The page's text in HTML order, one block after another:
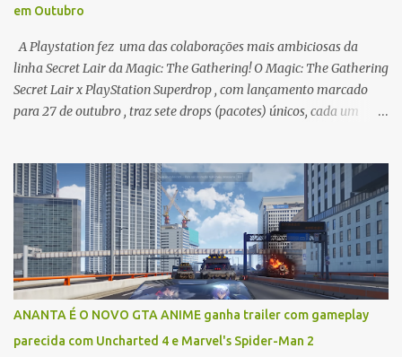
em Outubro
A Playstation fez uma das colaborações mais ambiciosas da
linha Secret Lair da Magic: The Gathering! O Magic: The Gathering
Secret Lair x PlayStation Superdrop , com lançamento marcado
para 27 de outubro , traz sete drops (pacotes) únicos, cada um
jogáveis com artes deslumbrantes e mecânicas que refletem seus
mundos. Os sete drops que compõem o Superdrop são: * Secret
Lair x The Last of Us Part I * Secret Lair x The Last of Us Part II *
Secret Lair x God of War: Greek (Grécia) * Secret Lair x God of War:
Norse (Nórdico) * Secret Lair x Uncharted * Secret Lair x Horizon
Forbidden West * Secret Lair x Ghost of Tsushima É importante
notar que muitas dessas cartas são inéditas em Magic: The
Gathering (ou seja, são cartas com novas regras, não apenas
reimpressões com arte nova), e serão válidas nos formatos
ANANTA É O NOVO GTA ANIME ganha trailer com gameplay
parecida com Uncharted 4 e Marvel's Spider-Man 2